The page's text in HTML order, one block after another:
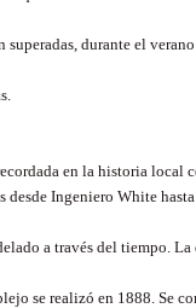
superadas, durante el
en la historia local
desde Ingeniero White
a través del tiempo.
se realizó en 1888. Se